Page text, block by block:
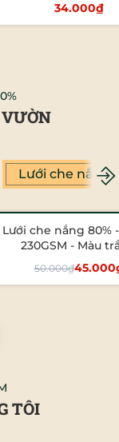
34.000₫
Lưới che nắng
- 10%
Lưới che nắng 80%
230GSM - Màu
50.000₫
TÔI